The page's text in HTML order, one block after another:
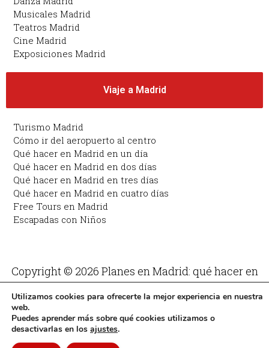
Musicales Madrid
Teatros Madrid
Cine Madrid
Exposiciones Madrid
Viaje a Madrid
Turismo Madrid
Cómo ir del aeropuerto al centro
Qué hacer en Madrid en un día
Qué hacer en Madrid en dos días
Qué hacer en Madrid en tres días
Qué hacer en Madrid en cuatro días
Free Tours en Madrid
Escapadas con Niños
Copyright © 2026 Planes en Madrid: qué hacer en
Madrid | Funciona con Planes en Madrid: qué hacer
en Madrid
Utilizamos cookies para ofrecerte la mejor experiencia en nuestra
web.
Puedes aprender más sobre qué cookies utilizamos o
desactivarlas en los ajustes.